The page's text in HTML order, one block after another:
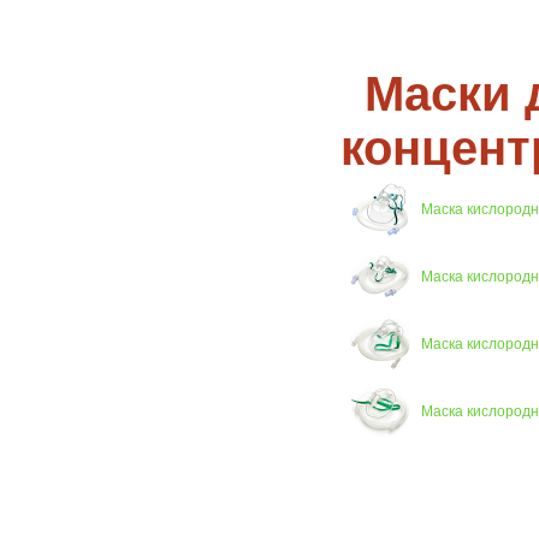
Маски
Маска
Маска
Маска
Маска